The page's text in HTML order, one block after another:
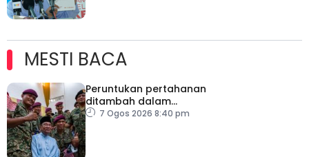
MESTI BACA
Peruntukan pertahanan
ditambah dalam
Belanjawan 2027
7 Ogos 2026 8:40 pm